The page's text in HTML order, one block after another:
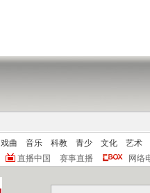
戏曲 音乐 科教 青少 文化
艺术
直播中国 赛事直播 网络